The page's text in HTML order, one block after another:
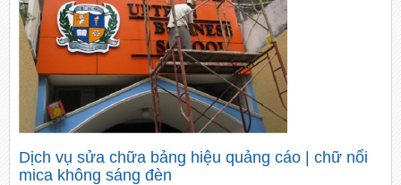
Dịch vụ sửa chữa bảng hiệu quảng cáo | chữ nổi
mica không sáng đèn